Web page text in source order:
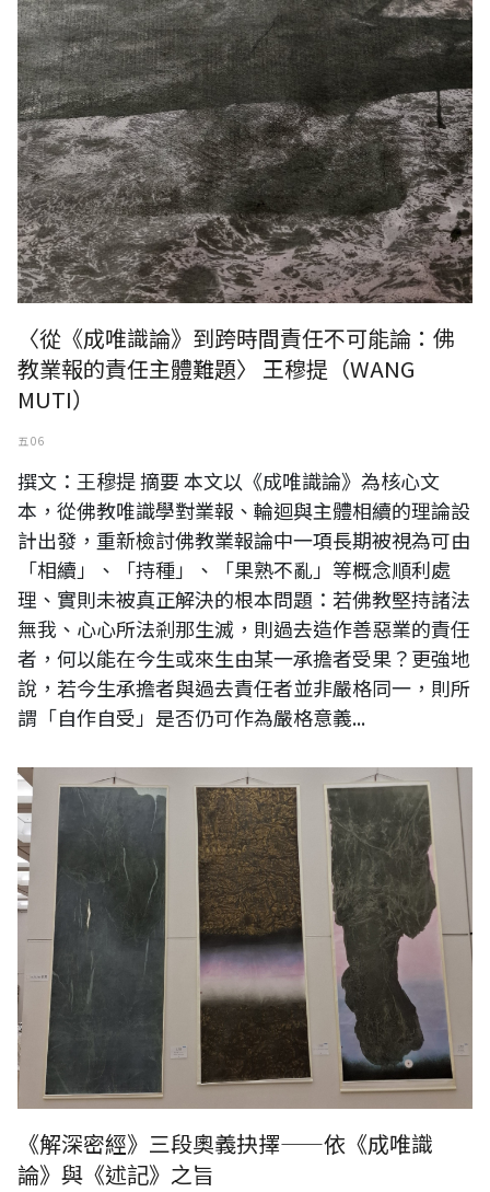
〈從《成唯識論》到跨時間責任不可能論：佛
教業報的責任主體難題〉 王穆提（WANG
MUTI）
五 06
撰文：王穆提 摘要 本文以《成唯識論》為核心文
本，從佛教唯識學對業報、輪迴與主體相續的理論設
計出發，重新檢討佛教業報論中一項長期被視為可由
「相續」、「持種」、「果熟不亂」等概念順利處
理、實則未被真正解決的根本問題：若佛教堅持諸法
無我、心心所法剎那生滅，則過去造作善惡業的責任
者，何以能在今生或來生由某一承擔者受果？更強地
說，若今生承擔者與過去責任者並非嚴格同一，則所
謂「自作自受」是否仍可作為嚴格意義...
《解深密經》三段奧義抉擇——依《成唯識
論》與《述記》之旨